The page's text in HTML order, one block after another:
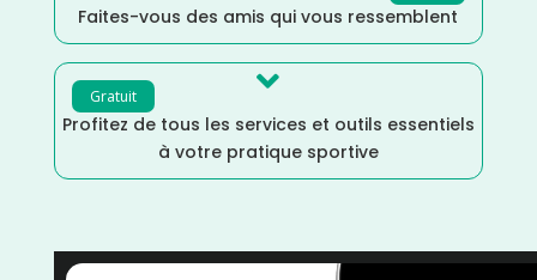
Faites-vous des amis qui vous ressemblent
Gratuit 
Profitez de tous les services et outils essentiels
à votre pratique sportive